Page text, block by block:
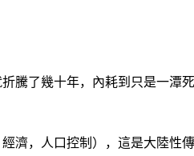
騰了幾十年，內耗到只是一潭死
濟，人口控制），這是大陸性